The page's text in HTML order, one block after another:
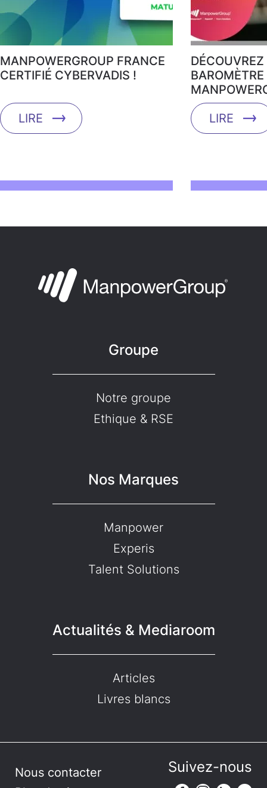
MANPOWERGROUP FRANCE
CERTIFIÉ CYBERVADIS !
LIRE
DÉCOUVREZ
LIRE
Groupe
Notre groupe
Ethique & RSE
Nos Marques
Manpower
Experis
Talent Solutions
Actualités & Mediaroom
Articles
Livres blancs
Nous contacter
Suivez-nous